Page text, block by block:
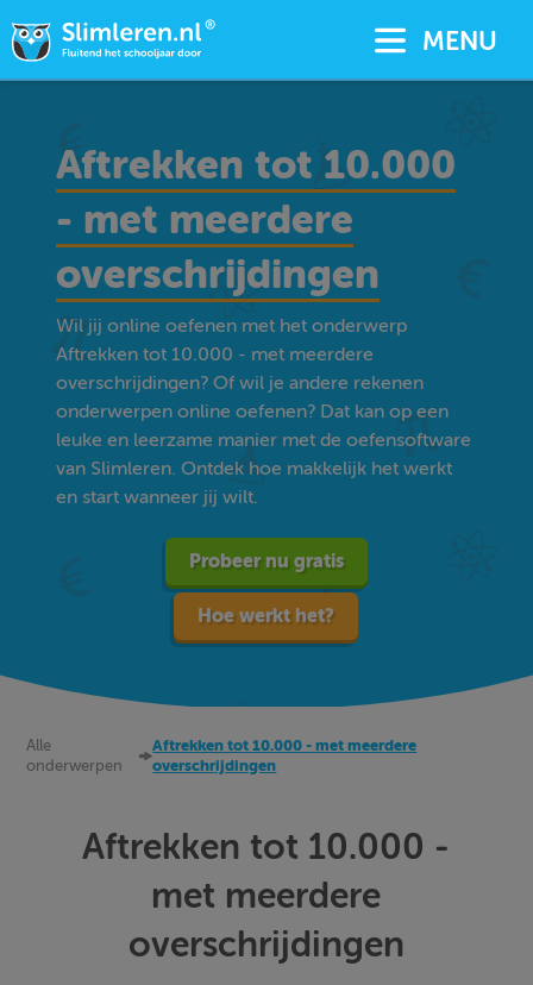
MENU
Aftrekken tot 10.000
- met meerdere
overschrijdingen
Wil jij online oefenen met het onderwerp
Aftrekken tot 10.000 - met meerdere
overschrijdingen? Of wil je andere rekenen
onderwerpen online oefenen? Dat kan op een
leuke en leerzame manier met de oefensoftware
van Slimleren. Ontdek hoe makkelijk het werkt
en start wanneer jij wilt.
Probeer nu gratis
Hoe werkt het?
Alle
onderwerpen
Aftrekken tot 10.000 - met meerdere
overschrijdingen
Aftrekken tot 10.000 -
met meerdere
overschrijdingen